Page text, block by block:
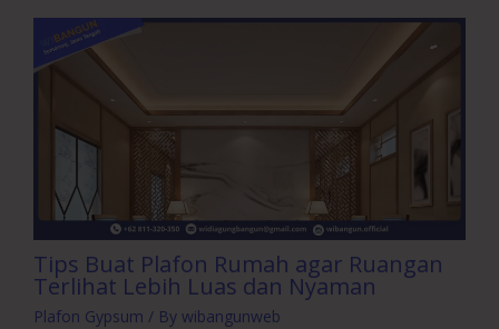
Tips Buat Plafon Rumah agar Ruangan
Terlihat Lebih Luas dan Nyaman
Plafon Gypsum / By wibangunweb